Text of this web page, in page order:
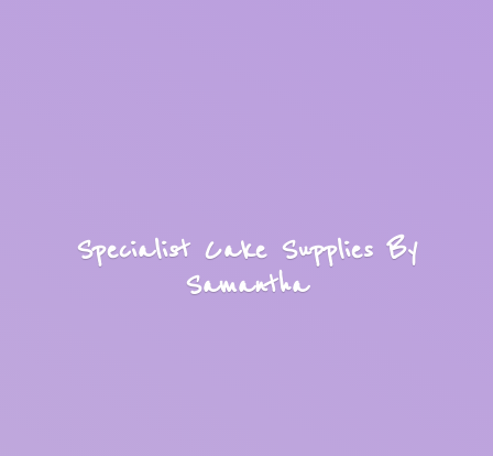
Specialist Cake SuppliesBy
Samantha